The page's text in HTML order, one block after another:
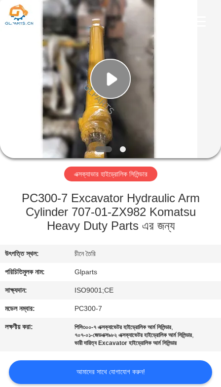
আমাদের
সম্পর্কে
কারখানা
পরিদর্শন
নিয়ন্ত্রণ
আমাদের
সাথে
যোগাযোগ
খবর
Engineering
Machinery
Co.,
এক্সক্যাভার হাইড্রোলিক সিলিন্ডার
PC300-7 Excavator Hydraulic Arm
Cylinder 707-01-ZX982 Komatsu
Heavy Duty Parts এর জন্য
উৎপত্তি স্থল: চীনে তৈরি
পরিচিতিমুলক নাম: Glparts
সাক্ষ্যদান: ISO9001;CE
মডেল নম্বার: PC300-7
লক্ষণীয় করা: পিসি৩০০-৭ এক্সক্যাভেটর হাইড্রোলিক আর্ম সিলিন্ডার,
৭০৭-০১-জেডএক্স৯৮২ এক্সক্যাভেটর হাইড্রোলিক আর্ম সিলিন্ডার,
ভারী দায়িত্ব Excavator হাইড্রোলিক আর্ম সিলিন্ডার
আমাদের সাথে যোগাযোগ করুন!